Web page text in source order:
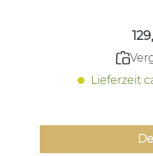
Lieferzeit